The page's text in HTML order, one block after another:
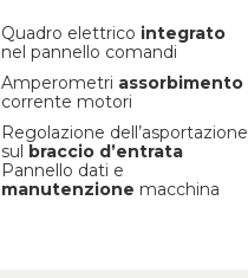
Quadro elettrico integrato
nel pannello comandi
Amperometri assorbimento
corrente motori
Regolazione dell’asportazione
sul braccio d’entrata
Pannello dati e
manutenzione macchina